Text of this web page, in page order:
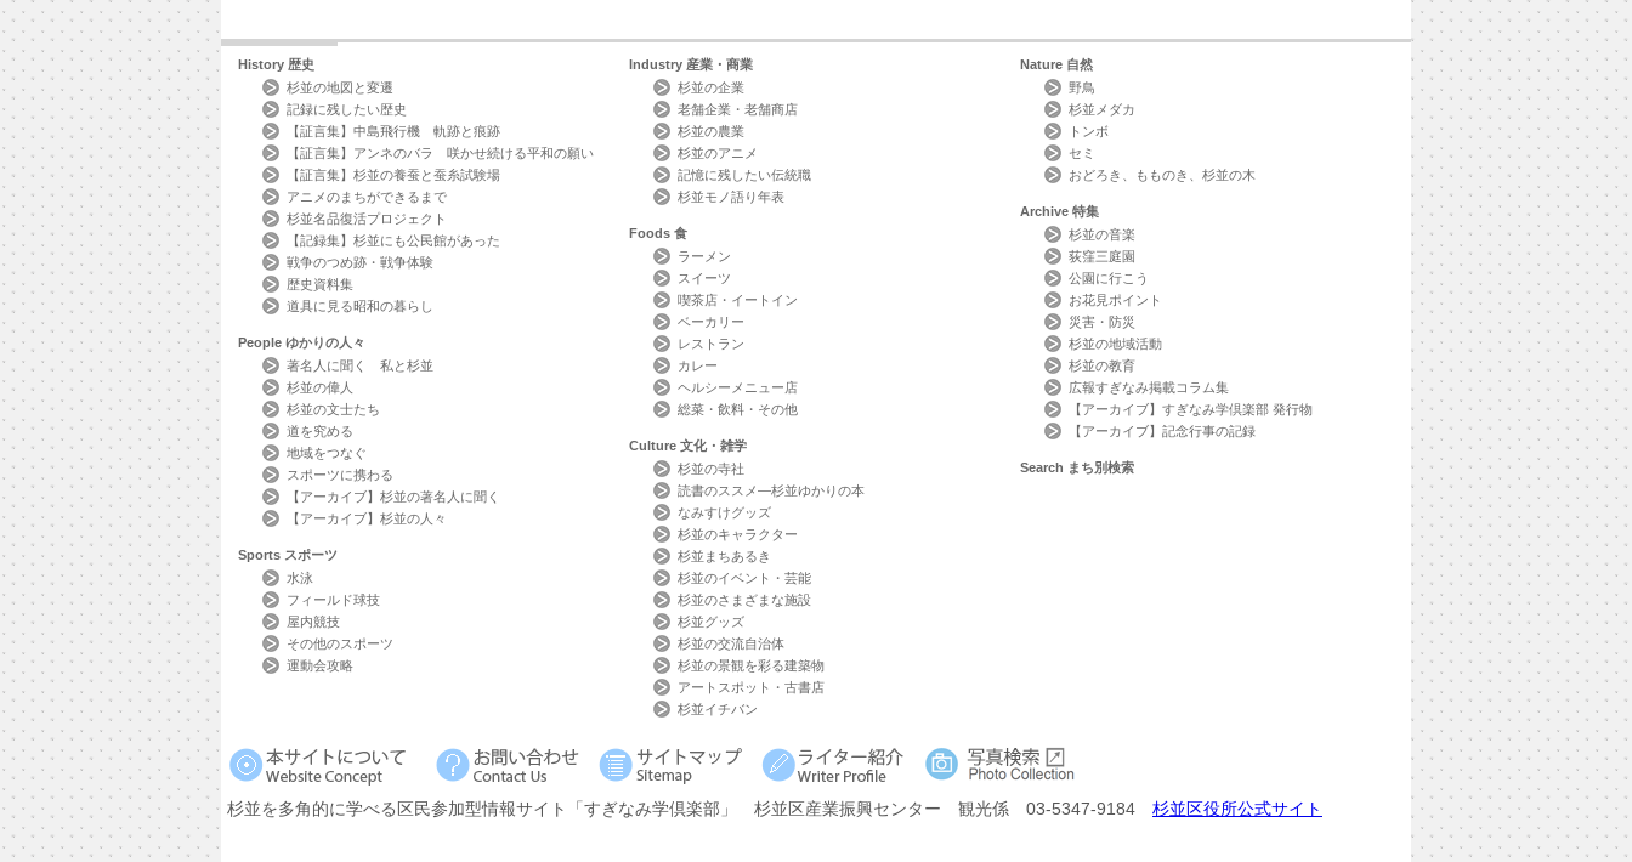
History 歴史
杉並の地図と変遷
記録に残したい歴史
【証言集】中島飛行機 軌跡と痕跡
【証言集】アンネのバラ 咲かせ続ける平和の願い
【証言集】杉並の養蚕と蚕糸試験場
アニメのまちができるまで
杉並名品復活プロジェクト
【記録集】杉並にも公民館があった
戦争のつめ跡・戦争体験
歴史資料集
道具に見る昭和の暮らし
People ゆかりの人々
著名人に聞く 私と杉並
杉並の偉人
杉並の文士たち
道を究める
地域をつなぐ
スポーツに携わる
【アーカイブ】杉並の著名人に聞く
【アーカイブ】杉並の人々
Sports スポーツ
水泳
フィールド球技
屋内競技
その他のスポーツ
運動会攻略
Industry 産業・商業
杉並の企業
老舗企業・老舗商店
杉並の農業
杉並のアニメ
記憶に残したい伝統職
杉並モノ語り年表
Foods 食
ラーメン
スイーツ
喫茶店・イートイン
ベーカリー
レストラン
カレー
ヘルシーメニュー店
総菜・飲料・その他
Culture 文化・雑学
杉並の寺社
読書のススメ―杉並ゆかりの本
なみすけグッズ
杉並のキャラクター
杉並まちあるき
杉並のイベント・芸能
杉並のさまざまな施設
杉並グッズ
杉並の交流自治体
杉並の景観を彩る建築物
アートスポット・古書店
杉並イチバン
Nature 自然
野鳥
杉並メダカ
トンボ
セミ
おどろき、もものき、杉並の木
Archive 特集
杉並の音楽
荻窪三庭園
公園に行こう
お花見ポイント
災害・防災
杉並の地域活動
杉並の教育
広報すぎなみ掲載コラム集
【アーカイブ】すぎなみ学倶楽部 発行物
【アーカイブ】記念行事の記録
Search まち別検索
杉並を多角的に学べる区民参加型情報サイト 「すぎなみ学倶楽部」 杉並区産業振興センター 観光係 03-5347-9184 杉並区役所公式サイト